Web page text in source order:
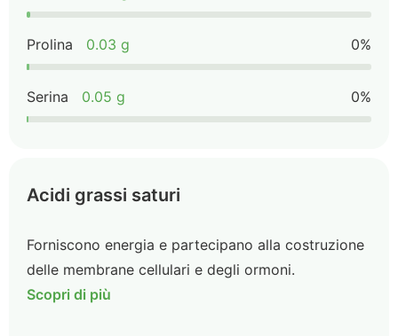
Prolina 0.03 g 0%
Serina 0.05 g 0%
Acidi grassi saturi
Forniscono energia e partecipano alla costruzione
delle membrane cellulari e degli ormoni.
Scopri di più